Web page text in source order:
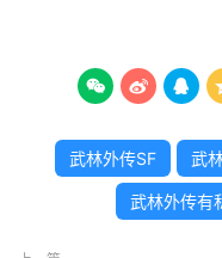
  
武林外传SF 武
武林外传有